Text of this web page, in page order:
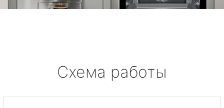
Схема работы